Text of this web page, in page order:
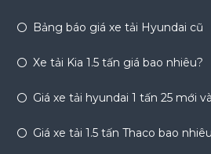
Bảng báo giá xe tải Hyundai cũ
Xe tải Kia 1.5 tấn giá bao nhiêu?
Giá xe tải hyundai 1 tấn 25 mới
Giá xe tải 1.5 tấn Thaco bao